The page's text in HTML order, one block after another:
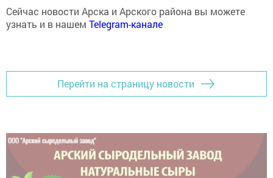
Сейчас новости Арска и Арского района вы можете
узнать и в нашем Telegram-канале
Перейти на страницу новости